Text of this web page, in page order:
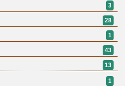
3
28
1
43
13
1